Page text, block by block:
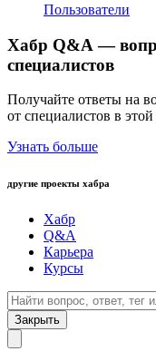
Пользователи
Хабр Q&A —
специалистов
Получайте ответы на
от специалистов в этой
Узнать больше
другие проекты хабра
Хабр
Q&A
Карьера
Курсы
Закрыть